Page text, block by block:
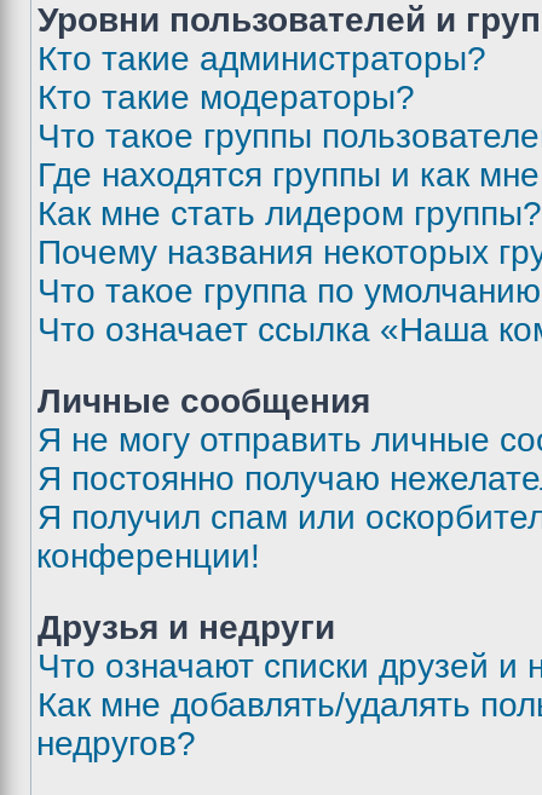
Уровни пользователей и
Кто такие администраторы?
Кто такие модераторы?
Что такое группы
Где находятся группы и как
Как мне стать лидером группы?
Почему названия некоторых
Что такое группа по
Что означает ссылка «Наша
Личные сообщения
Я не могу отправить личные
Я постоянно получаю
Я получил спам или
конференции!
Друзья и недруги
Что означают списки друзей и
Как мне добавлять/удалять
недругов?